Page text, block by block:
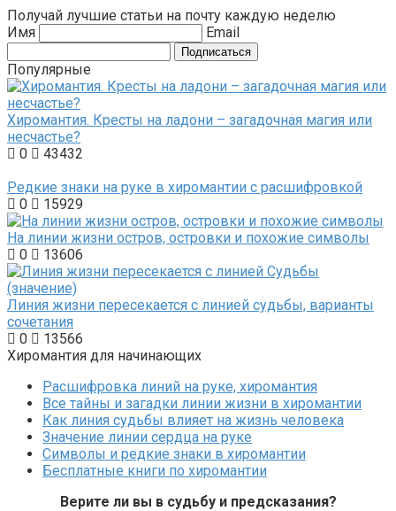
Получай лучшие статьи на почту каждую неделю
Имя
Email
Подписаться
Популярные
Хиромантия. Кресты на ладони – загадочная магия или
несчастье?
0
43432
Редкие знаки на руке в хиромантии с расшифровкой
0
15929
На линии жизни остров, островки и похожие символы
0
13606
Линия жизни пересекается с линией судьбы, варианты
сочетания
0
13566
Хиромантия для начинающих
Расшифровка линий на руке, хиромантия
Все тайны и загадки линии жизни в хиромантии
Как линия судьбы влияет на жизнь человека
Значение линии сердца на руке
Символы и редкие знаки в хиромантии
Бесплатные книги по хиромантии
Верите ли вы в судьбу и предсказания?